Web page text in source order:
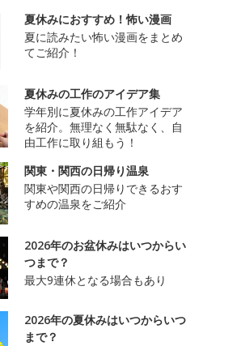
夏休みにおすすめ！怖い漫画
夏に読みたい怖い漫画をまとめ
てご紹介！
夏休みの工作のアイデア集
学年別に夏休みの工作アイデア
を紹介。無理なく無駄なく、自
由工作に取り組もう！
関東・関西の日帰り温泉
関東や関西の日帰りできるおす
すめの温泉をご紹介
2026年のお盆休みはいつからい
つまで？
最大9連休となる場合もあり
2026年の夏休みはいつからいつ
まで？